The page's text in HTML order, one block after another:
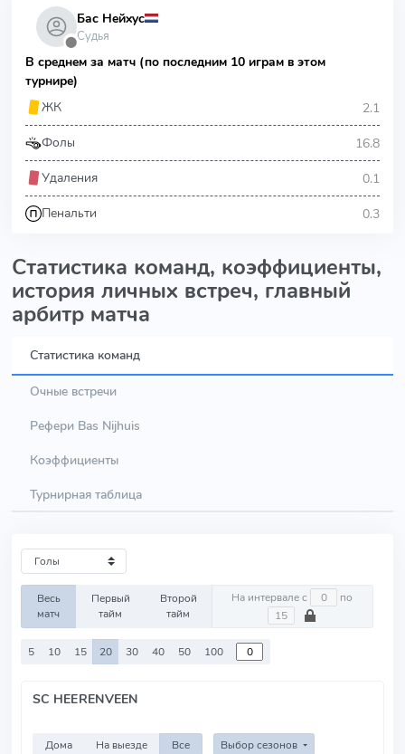
⬤
Бас Нейхус
Судья
В среднем за матч (по последним 10 играм в этом
турнире)
ЖК
2.1
Фолы 16.8
Удаления 0.1
Пенальти 0.3
Статистика команд, коэффициенты,
история личных встреч, главный
арбитр матча
Статистика команд
Очные встречи
Рефери Bas Nijhuis
Коэффициенты
Турнирная таблица
Весь
матч
Первый
тайм
Второй
тайм
На интервале с по
5 10 15 20 30 40 50 100
SC HEERENVEEN
Дома На выезде Все Выбор сезонов